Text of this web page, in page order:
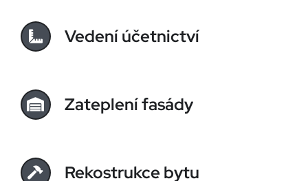
Vedení účetnictví
Zateplení fasády
Rekostrukce bytu